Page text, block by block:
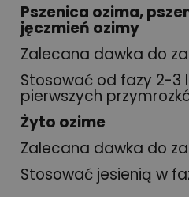
Pszenica ozima,
jęczmień ozimy
Zalecana dawka do
Stosować od fazy 2-3
pierwszych
Żyto ozime
Zalecana dawka do
Stosować jesienią w